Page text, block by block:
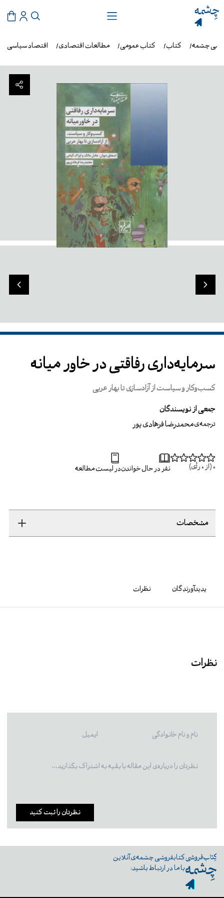
اقتصاد سیاسی مطالعات اقتصادی کتاب عمومی کتاب چشمه
سرمایه‌داری رفاقتی در خاور میانه
کسب‌وکار و سیاست از آزادسازی تا بهار عربی
جمعی از نویسندگان
ترجمه‌یمحمدرضا فرهادی پور
0 (از 0 رأی) نفر در حال خواندندر لیست مطالعه
مشخصات
پدیدآورندگان نظرات
نظرات
نظرتان را ثبت کنید
کتابفروشی چشمه‌ی آنلاین
با ما در ارتباط باشید: